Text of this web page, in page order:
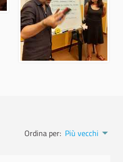
Ordina per: Più vecchi